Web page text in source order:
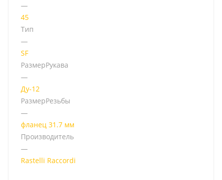
—
45
Тип
—
SF
РазмерРукава
—
Ду-12
РазмерРезьбы
—
фланец 31.7 мм
Производитель
—
Rastelli Raccordi